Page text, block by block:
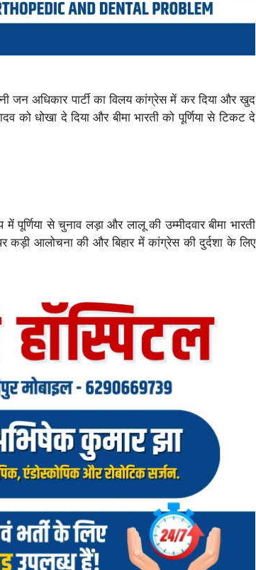
जन अधिकार पार्टी का विलय कांग्रेस में कर दिया और खुद
को धोखा दे दिया और बीमा भारती को पूर्णिया से टिकट दे
पूर्णिया से चुनाव लड़ा और लालू की उम्मीदवार बीमा भारती
कड़ी आलोचना की और बिहार में कांग्रेस की दुर्दशा के लिए